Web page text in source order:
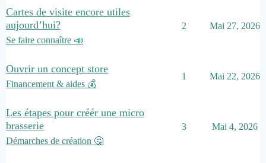
Cartes de visite encore utiles
aujourd’hui?
Se faire connaître 📣
2 Mai 27, 2026
Ouvrir un concept store
Financement & aides 💰
1 Mai 22, 2026
Les étapes pour créér une micro
brasserie
Démarches de création 🤔
3 Mai 4, 2026